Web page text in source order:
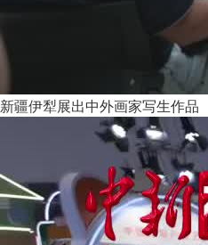
新疆伊犁展出中外画家写生作品